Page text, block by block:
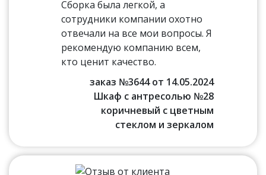
Сборка была легкой, а
сотрудники компании охотно
отвечали на все мои вопросы. Я
рекомендую компанию всем,
кто ценит качество.
заказ №3644 от 14.05.2024
Шкаф с антресолью №28
коричневый с цветным
стеклом и зеркалом